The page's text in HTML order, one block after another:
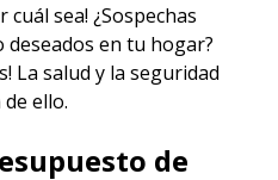
sea! ¿Sospechas
en tu hogar?
La salud y la seguridad
ello.
de